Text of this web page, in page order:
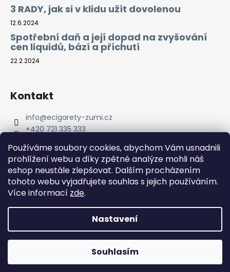
Používáme soubory cookies, abychom Vám usnadnili
prohlížení webu a díky zpětné analýze mohli náš
eshop neustále zlepšovat. Dalším procházením
tohoto webu vyjadřujete souhlas s jejich používáním.
Více informací zde.
Nastavení
Souhlasím
Doprava ZDARMA od 2000 Kč! Dárek k objednávce od 2500
3 RADY, jak si v klidu užít dovolenou
12.6.2024
Spotřební daň a její dopad na zvyšování
cen liquidů, bází a příchutí
22.2.2024
Kontakt
info@ecigarety-zumi.cz
+420 721 335 333
Copyright 2026eCigarety ZUMI. Všechna práva
vyhrazena.